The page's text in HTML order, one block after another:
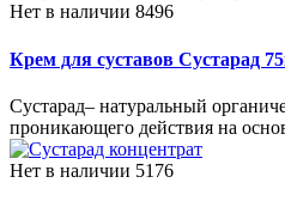
Нет в наличии 8496
Крем для суставов Сустарад
Сустарад– натуральный
проникающего действия на
Нет в наличии 5176